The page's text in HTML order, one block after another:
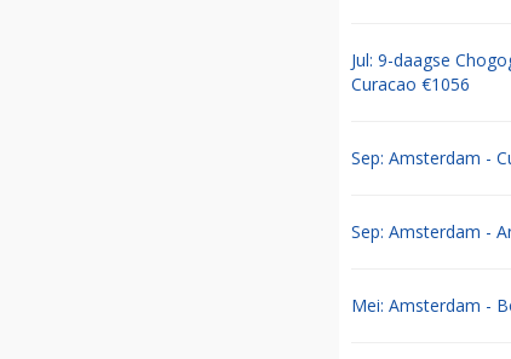
Jul: 9-daagse
Curacao €1056
Sep: Amsterdam -
Sep: Amsterdam -
Mei: Amsterdam -